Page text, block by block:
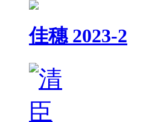
佳穗 2023-2